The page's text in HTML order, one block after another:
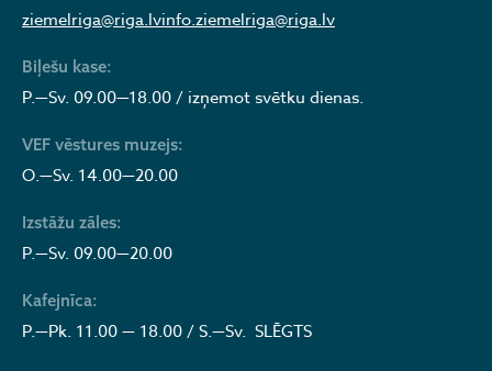
ziemelriga@riga.lvinfo.ziemelriga@riga.lv
Biļešu kase:
P.—Sv. 09.00—18.00 / izņemot svētku dienas.
VEF vēstures muzejs:
O.—Sv. 14.00—20.00
Izstāžu zāles:
P.—Sv. 09.00—20.00
Kafejnīca:
P.—Pk. 11.00 — 18.00 / S.—Sv. SLĒGTS